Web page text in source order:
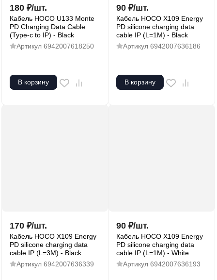
180 ₽/шт.
Кабель HOCO U133 Monte
PD Charging Data Cable
(Type-c to IP) - Black
Артикул 6942007618250
В корзину
90 ₽/шт.
Кабель HOCO X109 Energy
PD silicone charging data
cable IP (L=1M) - Black
Артикул 6942007636186
В корзину
170 ₽/шт.
Кабель HOCO X109 Energy
PD silicone charging data
cable IP (L=3M) - Black
Артикул 6942007636339
90 ₽/шт.
Кабель HOCO X109 Energy
PD silicone charging data
cable IP (L=1M) - White
Артикул 6942007636193